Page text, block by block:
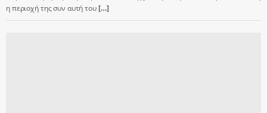
η περιοχή της συν αυτή του[…]